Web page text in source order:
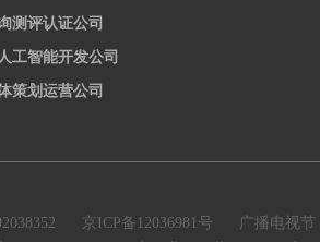
测评认证公司
工智能开发公司
策划运营公司
京ICP备12036981号
广播电视节